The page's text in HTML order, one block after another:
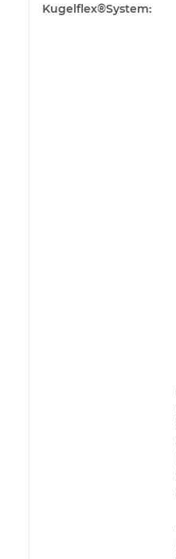
Kugelflex®System: